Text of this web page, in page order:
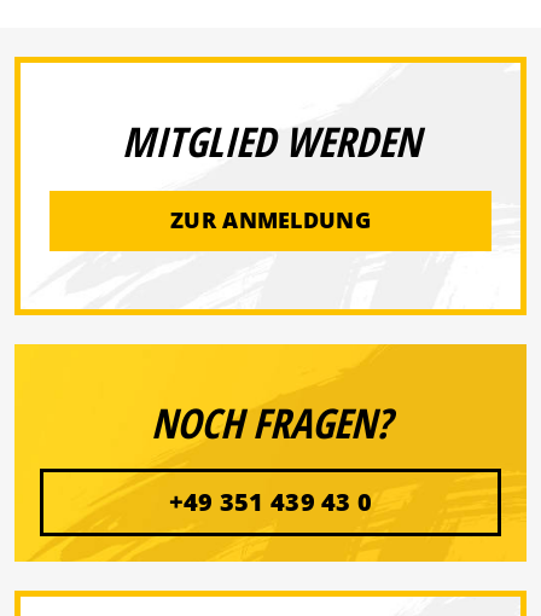
MITGLIED WERDEN
ZUR ANMELDUNG
NOCH FRAGEN?
+49 351 439 43 0